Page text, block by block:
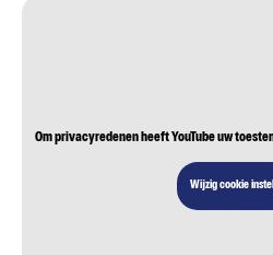
Om privacyredenen heeft YouTube uw
Wijzig cookie